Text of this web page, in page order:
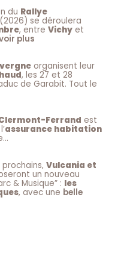
du Rallye
(2026) se déroulera
, entre Vichy et
plus
organisent leur
, les 27 et 28
de Garabit. Tout le
Ferrand est
assurance habitation
Vulcania et
un nouveau
& Musique” : les
, avec une belle